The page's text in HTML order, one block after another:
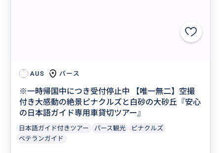
AUS パース
※一時帰国中につき受付停止中 【唯一無二】空撮
付き大感動の絶景ピナクルズと白砂の大砂丘『安心
の日本語ガイド専用車貸切ツアー』
日本語ガイド付きツアー パース観光
ピナクルズ
ベテランガイド